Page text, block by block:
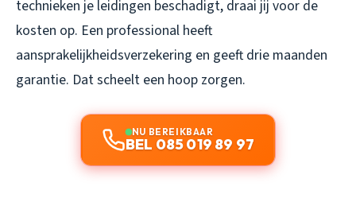
technieken je leidingen beschadigt, draai jij voor de
kosten op. Een professional heeft
aansprakelijkheidsverzekering en geeft drie maanden
garantie. Dat scheelt een hoop zorgen.
NU BEREIKBAAR
BEL 085 019 89 97